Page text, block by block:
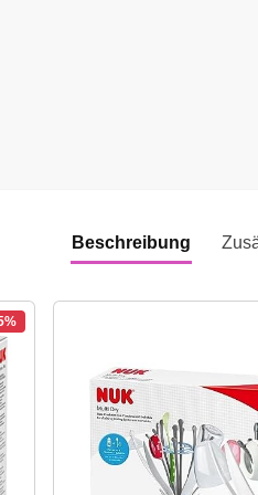
Beschreibung